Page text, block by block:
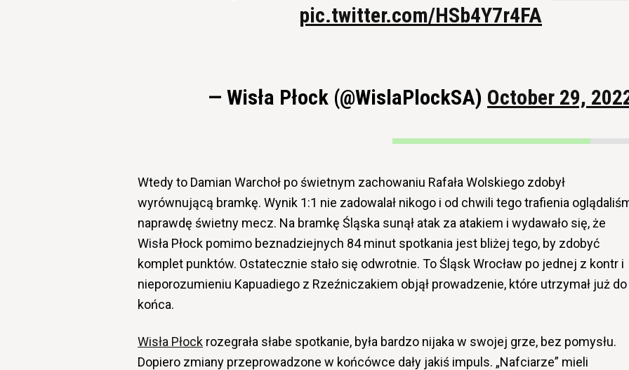
pic.twitter.com/HSb4Y7r4FA
— Wisła Płock (@WislaPlockSA) October 29,
Wtedy to Damian Warchoł po świetnym zachowaniu Rafała Wolskiego zdobył
wyrównującą bramkę. Wynik 1:1 nie zadowalał nikogo i od chwili tego trafienia
naprawdę świetny mecz. Na bramkę Śląska sunął atak za atakiem i wydawało się, że
Wisła Płock pomimo beznadziejnych 84 minut spotkania jest bliżej tego, by zdobyć
komplet punktów. Ostatecznie stało się odwrotnie. To Śląsk Wrocław po jednej z kontr i
nieporozumieniu Kapuadiego z Rzeźniczakiem objął prowadzenie, które utrzymał już do
końca.
Wisła Płock rozegrała słabe spotkanie, była bardzo nijaka w swojej grze, bez pomysłu.
Dopiero zmiany przeprowadzone w końcówce dały jakiś impuls. „Nafciarze” mieli